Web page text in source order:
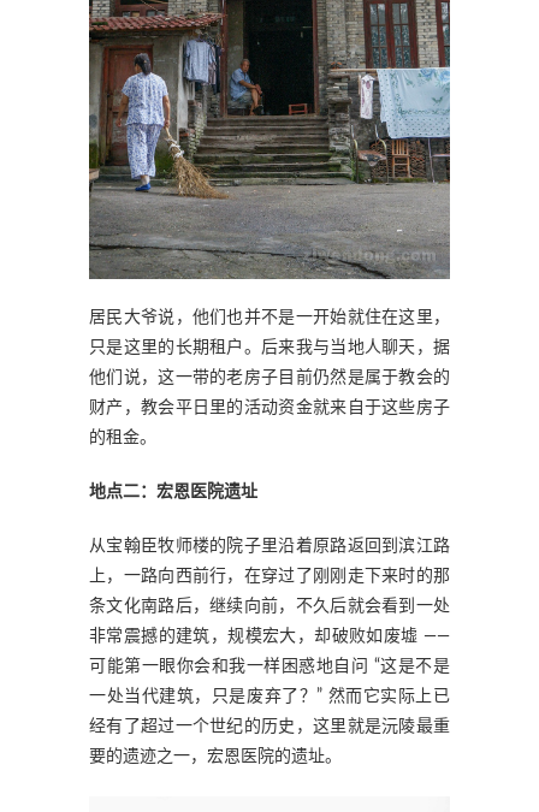
居民大爷说，他们也并不是一开始就住在这里，
只是这里的长期租户。后来我与当地人聊天，据
他们说，这一带的老房子目前仍然是属于教会的
财产，教会平日里的活动资金就来自于这些房子
的租金。
地点二：宏恩医院遗址
从宝翰臣牧师楼的院子里沿着原路返回到滨江路
上，一路向西前行，在穿过了刚刚走下来时的那
条文化南路后，继续向前，不久后就会看到一处
非常震撼的建筑，规模宏大，却破败如废墟 ——
可能第一眼你会和我一样困惑地自问 “这是不是
一处当代建筑，只是废弃了？” 然而它实际上已
经有了超过一个世纪的历史，这里就是沅陵最重
要的遗迹之一，宏恩医院的遗址。